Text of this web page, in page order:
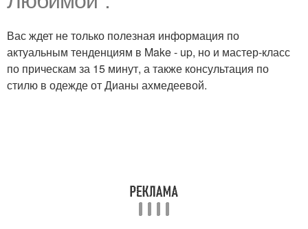
Вас ждет не только полезная информация по
актуальным тенденциям в Make - up, но и мастер-класс
по прическам за 15 минут, а также консультация по
стилю в одежде от Дианы ахмедеевой.